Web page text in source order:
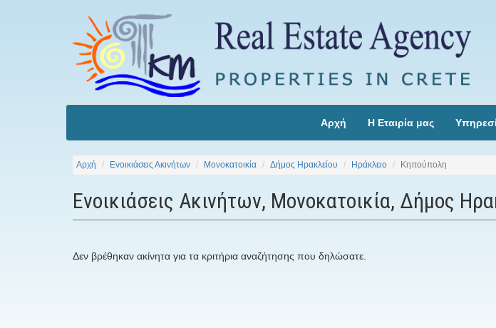
Αρχή Η Εταιρία μας
Αρχή Ενοικιάσεις Ακινήτων Μονοκατοικία Δήμος Ηρακλείου Ηράκλειο Κηπούπολη
Ενοικιάσεις Ακινήτων, Μονοκατοικία, Δήμος
Δεν βρέθηκαν ακίνητα για τα κριτήρια αναζήτησης που δηλώσατε.